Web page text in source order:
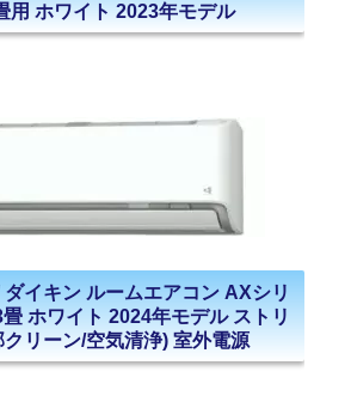
用 ホワイト 2023年モデル
イキン ルームエアコン AXシリ
ホワイト 2024年モデル ストリ
クリーン/空気清浄) 室外電源